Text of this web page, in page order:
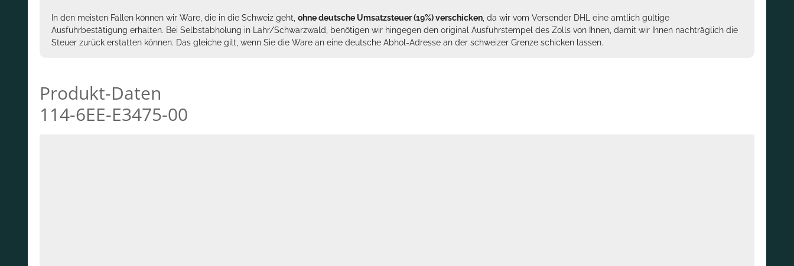
In den meisten Fällen können wir Ware, die in die Schweiz geht, ohne deutsche Umsatzsteuer (19%) verschicken , da wir vom Versender DHL eine amtlich gültige
Ausfuhrbestätigung erhalten. Bei Selbstabholung in Lahr/Schwarzwald, benötigen wir hingegen den original Ausfuhrstempel des Zolls von Ihnen, damit wir Ihnen nachträglich die
Steuer zurück erstatten können. Das gleiche gilt, wenn Sie die Ware an eine deutsche Abhol-Adresse an der schweizer Grenze schicken lassen.
Produkt-Daten
114-6EE-E3475-00